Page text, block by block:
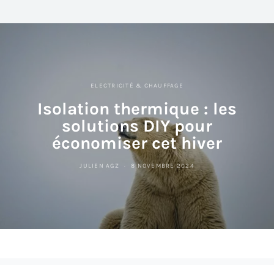
ELECTRICITÉ & CHAUFFAGE
Isolation thermique : les
solutions DIY pour
économiser cet hiver
JULIEN AGZ 8 NOVEMBRE 2024